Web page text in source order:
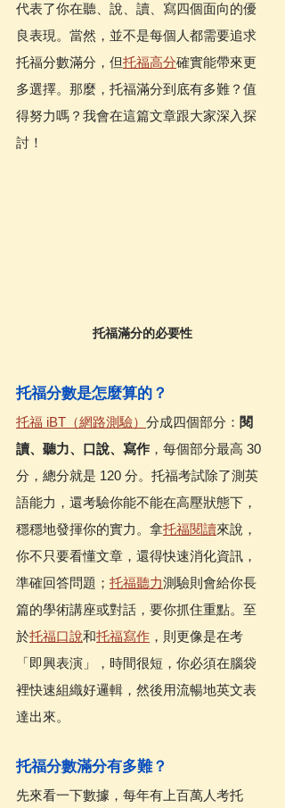
代表了你在聽、說、讀、寫四個面向的優
良表現。當然，並不是每個人都需要追求
托福分數滿分，但托福高分確實能帶來更
多選擇。那麼，托福滿分到底有多難？值
得努力嗎？我會在這篇文章跟大家深入探
討！
托福滿分的必要性
托福分數是怎麼算的？
托福 iBT（網路測驗） 分成四個部分： 閱
讀、聽力、口說、寫作 ，每個部分最高 30
分，總分就是 120 分。托福考試除了測英
語能力，還考驗你能不能在高壓狀態下，
穩穩地發揮你的實力。拿托福閱讀來說，
你不只要看懂文章，還得快速消化資訊，
準確回答問題； 托福聽力測驗則會給你長
篇的學術講座或對話，要你抓住重點。至
於托福口說和托福寫作 ，則更像是在考
「即興表演」，時間很短，你必須在腦袋
裡快速組織好邏輯，然後用流暢地英文表
達出來。
托福分數滿分有多難？
先來看一下數據，每年有上百萬人考托